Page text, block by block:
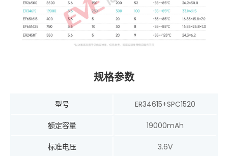
规格参数
型号 ER34615+SPC1520
额定容量 19000mAh
标准电压 3.6V